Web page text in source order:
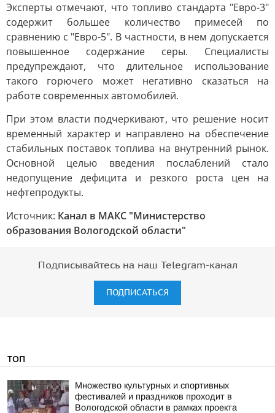
Эксперты отмечают, что топливо стандарта "Евро-3"
содержит большее количество примесей по
сравнению с "Евро-5". В частности, в нем допускается
повышенное содержание серы. Специалисты
предупреждают, что длительное использование
такого горючего может негативно сказаться на
работе современных автомобилей.
При этом власти подчеркивают, что решение носит
временный характер и направлено на обеспечение
стабильных поставок топлива на внутренний рынок.
Основной целью введения послаблений стало
недопущение дефицита и резкого роста цен на
нефтепродукты.
Источник: Канал в МАКС "Министерство
образования Вологодской области"
Подписывайтесь на наш Telegram-канал
ПОДПИСАТЬСЯ
ТОП
Множество культурных и спортивных
фестивалей и праздников проходит в
Вологодской области в рамках проекта